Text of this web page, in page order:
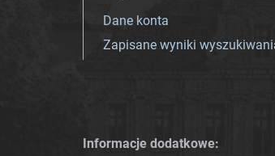
Dane konta
Zapisane wyniki
Informacje dodatkowe: